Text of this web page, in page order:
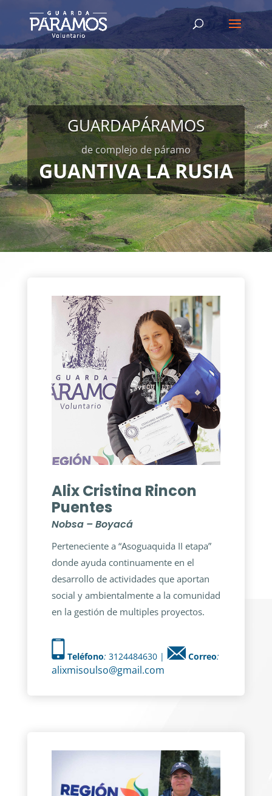
GUARDAPÁRAMOS
de complejo de páramo
GUANTIVA LA RUSIA
Alix Cristina Rincon
Puentes
Nobsa – Boyacá
Perteneciente a “Asoguaquida II etapa”
donde ayuda continuamente en el
desarrollo de actividades que aportan
social y ambientalmente a la comunidad
en la gestión de multiples proyectos.
Teléfono: 3124484630 | Correo:
alixmisoulso@gmail.com